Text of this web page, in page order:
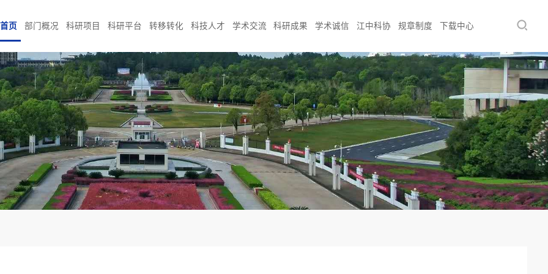
首页 部门概况 科研项目 科研平台 转移转化 科技人才 学术交流 科研成果 学术诚信 江中科协 规章制度 下载中心